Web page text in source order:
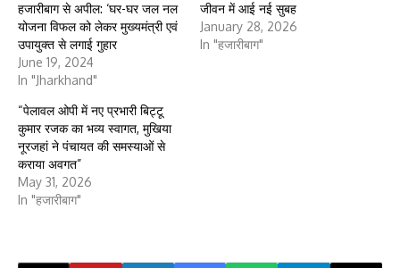
हजारीबाग से अपील: ‘घर-घर जल नल
योजना विफल को लेकर मुख्यमंत्री एवं
उपायुक्त से लगाई गुहार
June 19, 2024
In "Jharkhand"
जीवन में आई नई सुबह
January 28, 2026
In "हजारीबाग"
“पेलावल ओपी में नए प्रभारी बिट्टू
कुमार रजक का भव्य स्वागत, मुखिया
नूरजहां ने पंचायत की समस्याओं से
कराया अवगत”
May 31, 2026
In "हजारीबाग"